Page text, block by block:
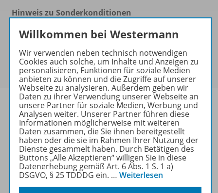
Hinweis zu Sonderkonditionen
keine Sonderkonditionen gewährt werden.
Sie haben ein passendes
Spar-Paket
Um den für Sie gültigen Preis zu sehen,melden Sie
sich bitte an.
Informationen
Weitere Inhalte der Ausgabe
Willkommen bei Westermann
Wir verwenden neben technisch notwendigen
Cookies auch solche, um Inhalte und Anzeigen zu
personalisieren, Funktionen für soziale Medien
anbieten zu können und die Zugriffe auf unserer
Webseite zu analysieren. Außerdem geben wir
Daten zu ihrer Verwendung unserer Webseite an
unsere Partner für soziale Medien, Werbung und
Analysen weiter. Unserer Partner führen diese
Informationen möglicherweise mit weiteren
Daten zusammen, die Sie ihnen bereitgestellt
haben oder die sie im Rahmen Ihrer Nutzung der
Dienste gesammelt haben. Durch Betätigen des
Buttons „Alle Akzeptieren“ willigen Sie in diese
Datenerhebung gemäß Art. 6 Abs. 1 S. 1 a)
DSGVO, § 25 TDDDG ein. … Weiterlesen